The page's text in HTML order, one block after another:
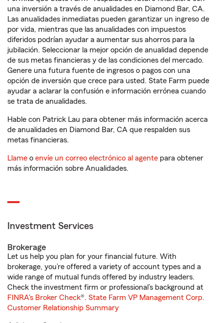
una inversión a través de anualidades en Diamond Bar, CA.
Las anualidades inmediatas pueden garantizar un ingreso de
por vida, mientras que las anualidades con impuestos
diferidos podrían ayudar a aumentar sus ahorros para la
jubilación. Seleccionar la mejor opción de anualidad depende
de sus metas financieras y de las condiciones del mercado.
Genere una futura fuente de ingresos o pagos con una
opción de inversión que crece para usted. State Farm puede
ayudar a aclarar la confusión e información errónea cuando
se trata de anualidades.
Hable con Patrick Lau para obtener más información acerca
de anualidades en Diamond Bar, CA que respalden sus
metas financieras.
Llame o envíe un correo electrónico al agente para obtener
más información sobre Anualidades.
Investment Services
Brokerage
Let us help you plan for your financial future. With
brokerage, you’re offered a variety of account types and a
wide range of mutual funds offered by industry leaders.
Check the investment firm or professional’s background at
FINRA's Broker Check®. State Farm VP Management Corp.
Customer Relationship Summary